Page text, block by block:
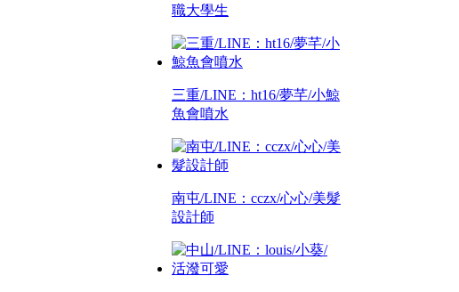
職大學生
三重/LINE：ht16/夢芊/小鯨
魚會噴水
南屯/LINE：cczx/心心/美髮
設計師